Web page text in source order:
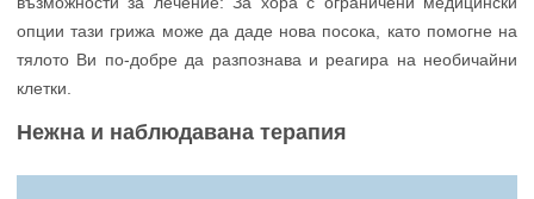
Нежна и наблюдавана терапия